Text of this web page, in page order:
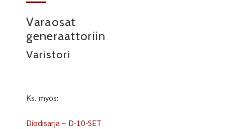
Varaosat
generaattoriin
Varistori
Ks. myös:
Diodisarja – D-10-SET